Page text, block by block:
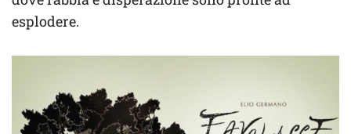
esplodere.